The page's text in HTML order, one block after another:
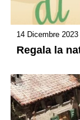
14 Dicembre 2023
Regala la